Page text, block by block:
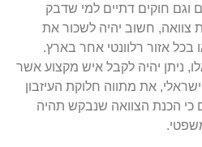
וגם חוקים דתיים למי שדבק
צוואה, חשוב יהיה לשכור את
בכל אזור רלוונטי אחר בארץ.
ניתן יהיה לקבל איש מקצוע אשר
את מתווה חלוקת העיזבון
כי הכנת הצוואה שנבקש תהיה